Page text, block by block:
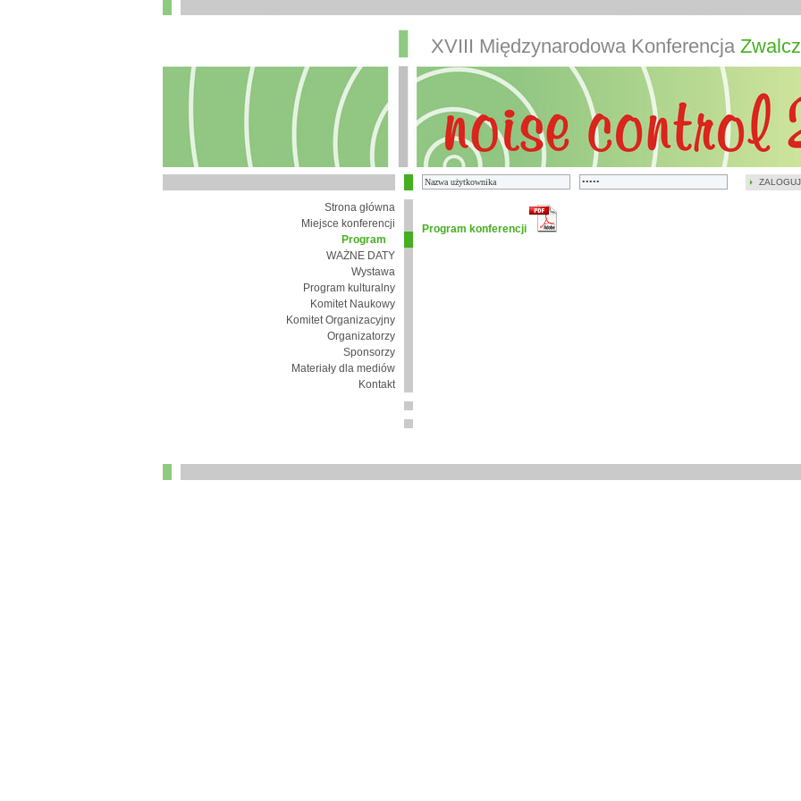
ZALOGUJ
XVIII Międzynarodowa Konferencja
Strona główna
Miejsce konferencji
Program
WAŻNE DATY
Wystawa
Program kulturalny
Komitet Naukowy
Komitet Organizacyjny
Organizatorzy
Sponsorzy
Materiały dla mediów
Kontakt
Program konferencji